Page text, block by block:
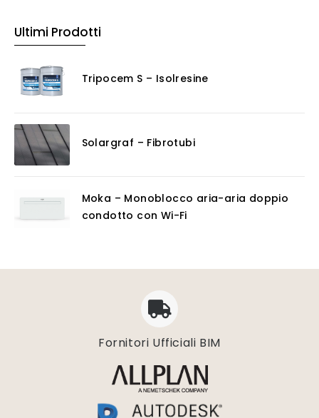
Ultimi Prodotti
Tripocem S – Isolresine
Solargraf – Fibrotubi
Moka – Monoblocco aria-aria doppio
condotto con Wi-Fi
Fornitori Ufficiali BIM